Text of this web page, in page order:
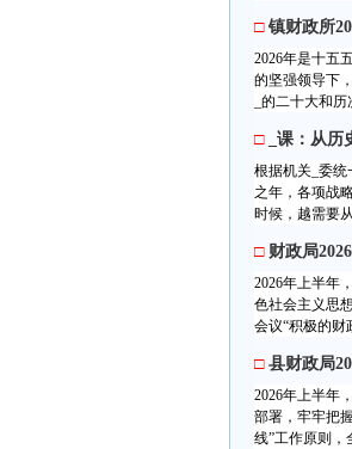
□ 镇财政所
2026年是十五
的坚强领导下
_的二十大和
□ _课：从
根据机关_委统
之年，各项战
时候，越需要
□ 财政局
2026年上半年
色社会主义思
会议“积极的财
□ 县财政局
2026年上半年
部署，牢牢把
线”工作原则，